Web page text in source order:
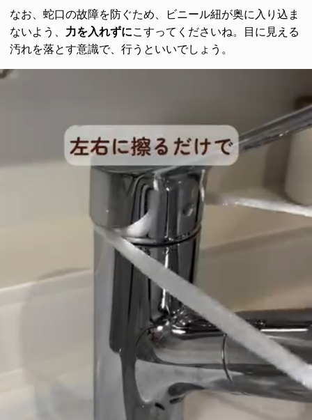
なお、蛇口の故障を防ぐため、ビニール紐が奥に入り込ま
ないよう、 力を入れずにこすってくださいね。目に見える
汚れを落とす意識で、行うといいでしょう。